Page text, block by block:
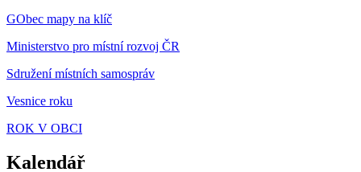
GObec mapy na klíč
Ministerstvo pro místní rozvoj ČR
Sdružení místních samospráv
Vesnice roku
ROK V OBCI
Kalendář